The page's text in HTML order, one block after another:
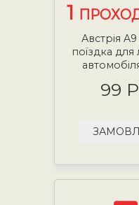
1
Австрія
поїздка для
99